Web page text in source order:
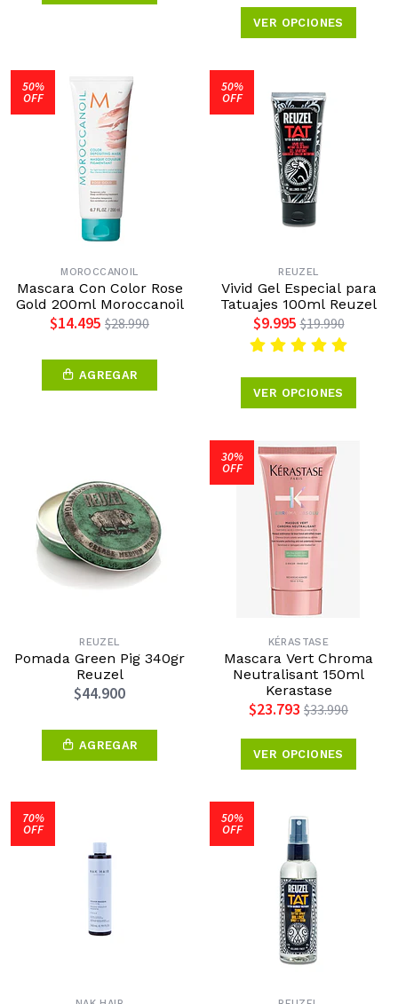
VER OPCIONES
50%
OFF
MOROCCANOIL
Mascara Con Color Rose
Gold 200ml Moroccanoil
$14.495 $28.990
AGREGAR
50%
OFF
REUZEL
Vivid Gel Especial para
Tatuajes 100ml Reuzel
$9.995 $19.990
VER OPCIONES
REUZEL
Pomada Green Pig 340gr
Reuzel
$44.900
AGREGAR
30%
OFF
KÉRASTASE
Mascara Vert Chroma
Neutralisant 150ml
Kerastase
$23.793 $33.990
VER OPCIONES
70%
OFF
50%
OFF